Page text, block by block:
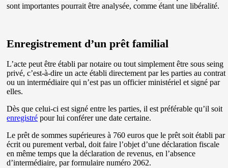
sont importantes pourrait être analysée, comme étant une libéralité.
Enregistrement d’un prêt familial
L’acte peut être établi par notaire ou tout simplement être sous seing
privé, c’est-à-dire un acte établi directement par les parties au contrat
ou un intermédiaire qui n’est pas un officier ministériel et signé par
elles.
Dès que celui-ci est signé entre les parties, il est préférable qu’il soit
enregistré pour lui conférer une date certaine.
Le prêt de sommes supérieures à 760 euros que le prêt soit établi par
écrit ou purement verbal, doit faire l’objet d’une déclaration fiscale
en même temps que la déclaration de revenus, en l’absence
d’intermédiaire, par formulaire numéro 2062.